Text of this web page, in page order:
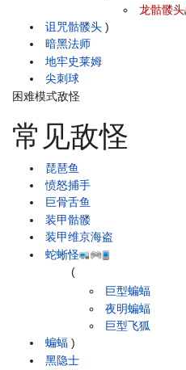
诅咒骷髅头
龙骷髅头
)
暗黑法师
地牢史莱姆
尖刺球
困难模式敌怪
常见敌怪
琵琶鱼
愤怒捕手
巨骨舌鱼
装甲骷髅
装甲维京海盗
蛇蜥怪
蝙蝠
(
巨型蝙蝠
夜明蝙蝠
巨型飞狐
)
黑隐士